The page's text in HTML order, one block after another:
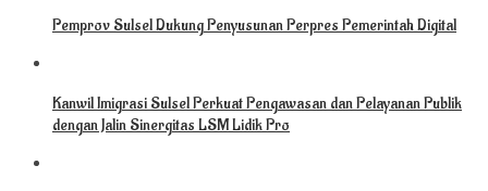
Pemprov Sulsel Dukung Penyusunan Perpres Pemerintah Digital
Kanwil Imigrasi Sulsel Perkuat Pengawasan dan Pelayanan Publik
dengan Jalin Sinergitas LSM Lidik Pro